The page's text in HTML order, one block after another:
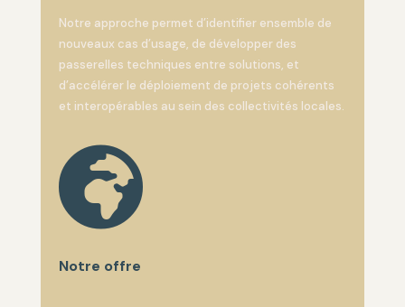
Notre approche permet d’identifier ensemble de
nouveaux cas d’usage, de développer des
passerelles techniques entre solutions, et
d’accélérer le déploiement de projets cohérents
et interopérables au sein des collectivités locales.

Notre offre